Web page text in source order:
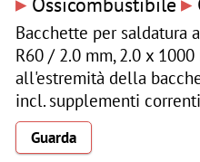
Bacchette per saldatura
R60 / 2.0 mm, 2.0 x
all'estremità della
incl. supplementi
Guarda